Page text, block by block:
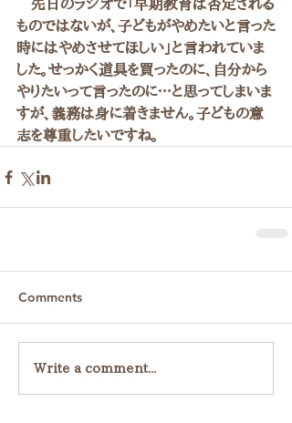
先日のラジオで「早期教育は否定される
ものではないが、子どもがやめたいと言った
時にはやめさせてほしい」と言われていま
した。せっかく道具を買ったのに、自分から
やりたいって言ったのに…と思ってしまいま
すが、義務は身に着きません。子どもの意
志を尊重したいですね。
Comments
Write a comment...